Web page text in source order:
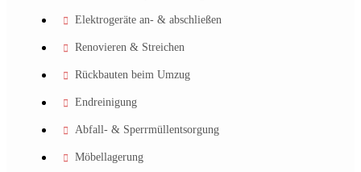
Elektrogeräte an- & abschließen
Renovieren & Streichen
Rückbauten beim Umzug
Endreinigung
Abfall- & Sperrmüllentsorgung
Möbellagerung